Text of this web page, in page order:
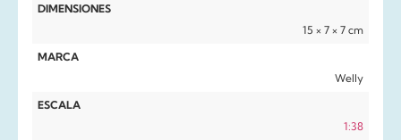
DIMENSIONES
15 × 7 × 7 cm
MARCA
Welly
ESCALA
1:38